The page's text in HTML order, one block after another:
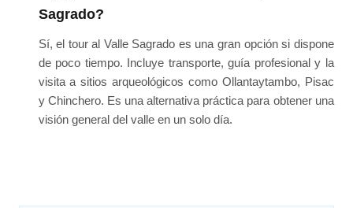
Sagrado?
Sí, el tour al Valle Sagrado es una gran opción si dispone
de poco tiempo. Incluye transporte, guía profesional y la
visita a sitios arqueológicos como Ollantaytambo, Pisac
y Chinchero. Es una alternativa práctica para obtener una
visión general del valle en un solo día.